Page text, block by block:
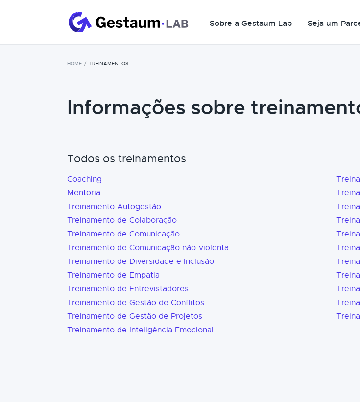
Sobre a Gestaum Lab Seja um
HOME TREINAMENTOS
Informações sobre
Todos os treinamentos
Coaching
Mentoria
Treinamento Autogestão
Treinamento de Colaboração
Treinamento de Comunicação
Treinamento de Comunicação não-violenta
Treinamento de Diversidade e Inclusão
Treinamento de Empatia
Treinamento de Entrevistadores
Treinamento de Gestão de Conflitos
Treinamento de Gestão de Projetos
Treinamento de Inteligência Emocional